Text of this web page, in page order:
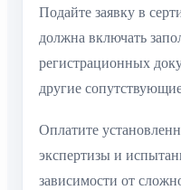
Подайте заявку в
должна включать
регистрационных
другие
Оплатите
экспертизы и
зависимости от